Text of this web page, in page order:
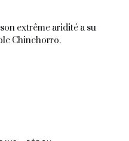
extrême aridité a su
Chinchorro.